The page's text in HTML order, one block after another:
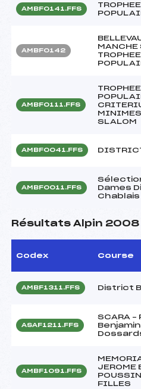
AMBF0141.FFS
AMBF0142
MANCHE
AMBF0111.FFS
SLALOM
AMBF0041.FFS
AMBF0011.FFS
Dames
Chablais
Résultats Alpin 2008
Codex Course
AMBF1311.FFS District
ASAF1211.FFS
SCARA
AMBF1091.FFS
JEROME
FILLES